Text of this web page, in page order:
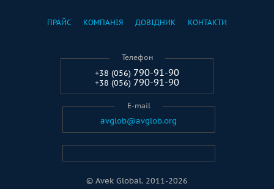
© Avek Global. 2011-2026
ПРАЙС КОМПАНІЯ ДОВІДНИК КОНТАКТИ
Телефон
+38 (056) 790-91-90
+38 (056) 790-91-90
E-mail
avglob@avglob.org